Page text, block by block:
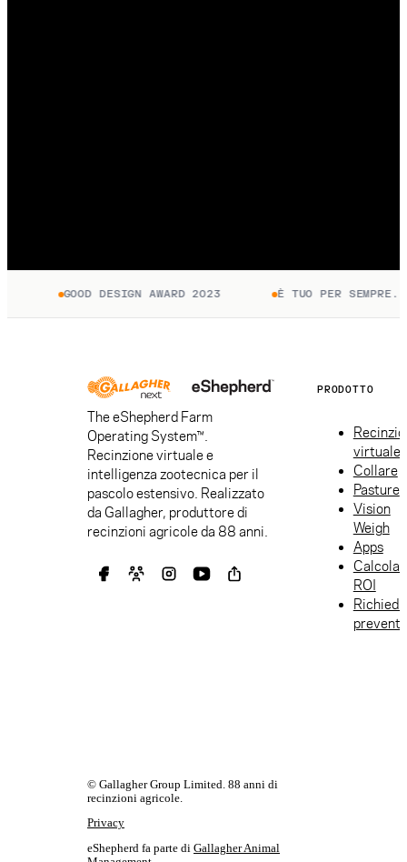
GOOD DESIGN AWARD 2023 È TUO PER SEMPRE.
The eShepherd Farm
Operating System™.
Recinzione virtuale e
intelligenza zootecnica per il
pascolo estensivo. Realizzato
da Gallagher, produttore di
recinzioni agricole da 88 anni.
PRODOTTO
virtuale
Collare
Pasture
Vision
Weigh
Apps
ROI
Richiedi
© Gallagher Group Limited. 88 anni di
recinzioni agricole.
Privacy
eShepherd fa parte di Gallagher Animal